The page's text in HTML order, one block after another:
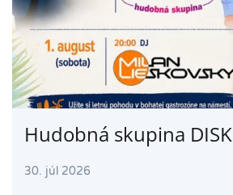
Hudobná skupina DISK
30. júl 2026